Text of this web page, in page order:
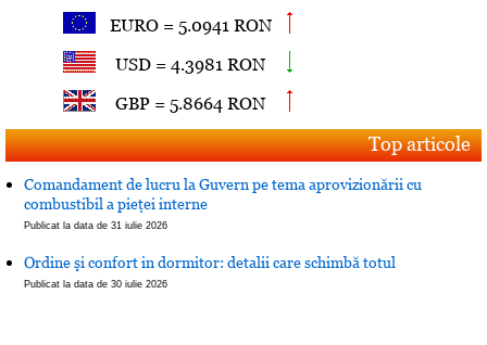
EURO = 5.0941 RON
USD = 4.3981 RON
GBP = 5.8664 RON
Top articole
Comandament de lucru la Guvern pe tema aprovizionării cu
combustibil a pieţei interne
Publicat la data de 31 iulie 2026
Ordine şi confort in dormitor: detalii care schimbă totul
Publicat la data de 30 iulie 2026